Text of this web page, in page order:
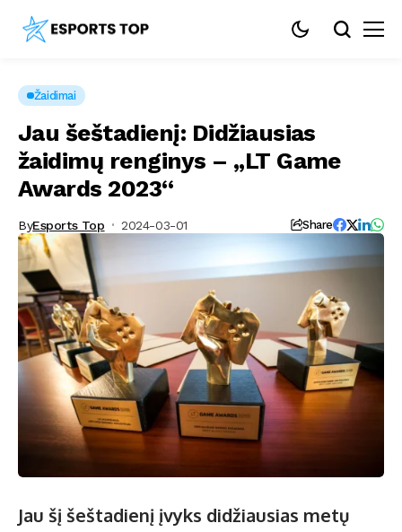
Žaidimai
Jau šeštadienį: Didžiausias
žaidimų renginys – „LT Game
Awards 2023“
ByEsports Top 2024-03-01 Share
Jau šį šeštadienį įvyks didžiausias metų